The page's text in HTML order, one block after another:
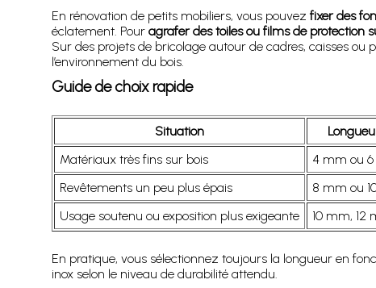
En rénovation de petits mobiliers, vous pouvez fixer des
éclatement. Pour agrafer des toiles ou films de protection
Sur des projets de bricolage autour de cadres, caisses
l’environnement du bois.
Guide de choix rapide
Situation
Matériaux très fins sur bois
4 mm ou
Revêtements un peu plus épais
8 mm ou
Usage soutenu ou exposition plus exigeante
10 mm, 12
En pratique, vous sélectionnez toujours la longueur en
inox selon le niveau de durabilité attendu.